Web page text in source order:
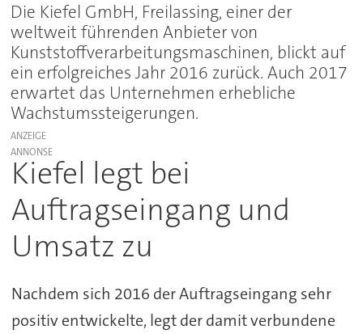
Die Kiefel GmbH, Freilassing, einer der
weltweit führenden Anbieter von
Kunststoffverarbeitungsmaschinen, blickt auf
ein erfolgreiches Jahr 2016 zurück. Auch 2017
erwartet das Unternehmen erhebliche
Wachstumssteigerungen.
ANZEIGE
Kiefel legt bei
Auftragseingang und
Umsatz zu
Nachdem sich 2016 der Auftragseingang sehr
positiv entwickelte, legt der damit verbundene